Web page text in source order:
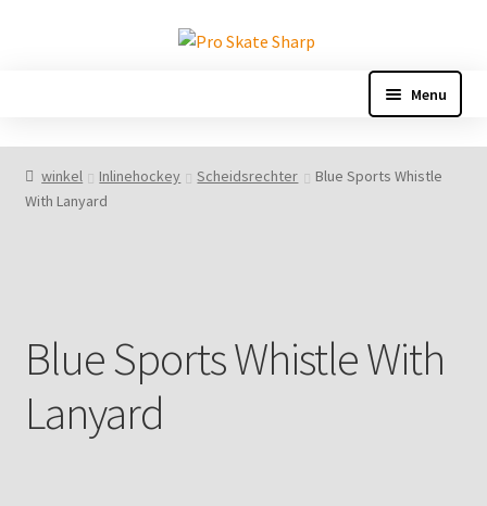
Menu
Home
Afrekenen
Appointment reschedule
Bedankt
winkel Inlinehockey Scheidsrechter
Blue Sports Whistle
With Lanyard
Blue Sports Whistle With
Lanyard